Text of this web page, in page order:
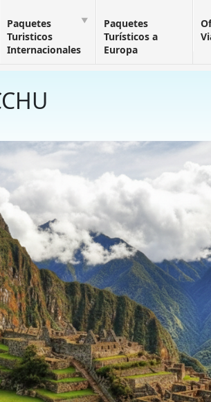
Paquetes
Turisticos
Internacionales
Paquetes
Turísticos a
Europa